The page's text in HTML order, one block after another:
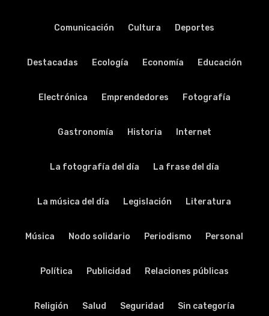
Comunicación Cultura Deportes
Destacadas Ecología Economía Educación
Electrónica Emprendedores Fotografía
Gastronomía Historia Internet
La fotografía del día La frase del día
La música del día Legislación Literatura
Música Nodo solidario Periodismo Personal
Política Publicidad Relaciones públicas
Religión Salud Seguridad Sin categoría